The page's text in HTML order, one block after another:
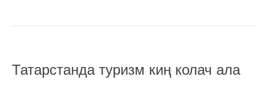
Татарстанда туризм киң колач ала